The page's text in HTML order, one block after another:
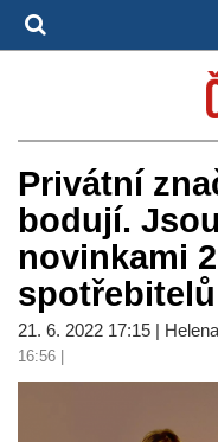
Privátní
bodují.
novinkami
spotřebitelů
21. 6. 2022 17:15 |
16:56 |